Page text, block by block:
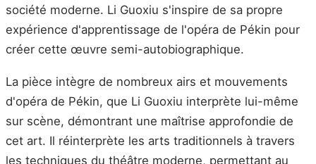
société moderne. Li Guoxiu s'inspire de sa propre
expérience d'apprentissage de l'opéra de Pékin pour
créer cette œuvre semi-autobiographique.
La pièce intègre de nombreux airs et mouvements
d'opéra de Pékin, que Li Guoxiu interprète lui-même
sur scène, démontrant une maîtrise approfondie de
cet art. Il réinterprète les arts traditionnels à travers
les techniques du théâtre moderne, permettant au